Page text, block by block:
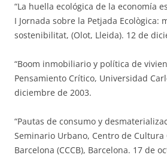
“La huella ecológica de la economía
I Jornada sobre la Petjada Ecològica:
sostenibilitat, (Olot, Lleida). 12 de
“Boom inmobiliario y política de
Pensamiento Crítico, Universidad
diciembre de 2003.
“Pautas de consumo y
Seminario Urbano, Centro de Cultura
Barcelona (CCCB), Barcelona. 17 de